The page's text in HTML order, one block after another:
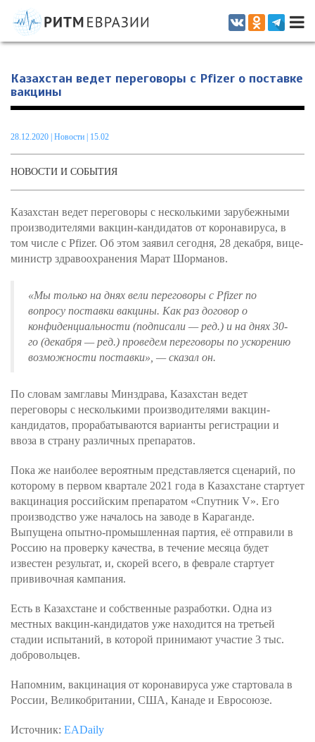
Информационно-аналитическое издание, посвященное актуальным
проблемам интеграции на постсоветском пространстве
Казахстан ведет переговоры с Pfizer о поставке
вакцины
28.12.2020 Новости | 15.02
НОВОСТИ И СОБЫТИЯ
Казахстан ведет переговоры с несколькими зарубежными
производителями вакцин-кандидатов от коронавируса, в
том числе с Pfizer. Об этом заявил сегодня, 28 декабря, вице-
министр здравоохранения Марат Шорманов.
«Мы только на днях вели переговоры с Pfizer по
вопросу поставки вакцины. Как раз договор о
конфиденциальности (подписали — ред.) и на днях 30-
го (декабря — ред.) проведем переговоры по ускорению
возможности поставки», — сказал он.
По словам замглавы Минздрава, Казахстан ведет
переговоры с несколькими производителями вакцин-
кандидатов, прорабатываются варианты регистрации и
ввоза в страну различных препаратов.
Пока же наиболее вероятным представляется сценарий, по
которому в первом квартале 2021 года в Казахстане стартует
вакцинация российским препаратом «Спутник V». Его
производство уже началось на заводе в Караганде.
Выпущена опытно-промышленная партия, её отправили в
Россию на проверку качества, в течение месяца будет
известен результат, и, скорей всего, в феврале стартует
прививочная кампания.
Есть в Казахстане и собственные разработки. Одна из
местных вакцин-кандидатов уже находится на третьей
стадии испытаний, в которой принимают участие 3 тыс.
добровольцев.
Напомним, вакцинация от коронавируса уже стартовала в
России, Великобритании, США, Канаде и Евросоюзе.
Источник: EADaily